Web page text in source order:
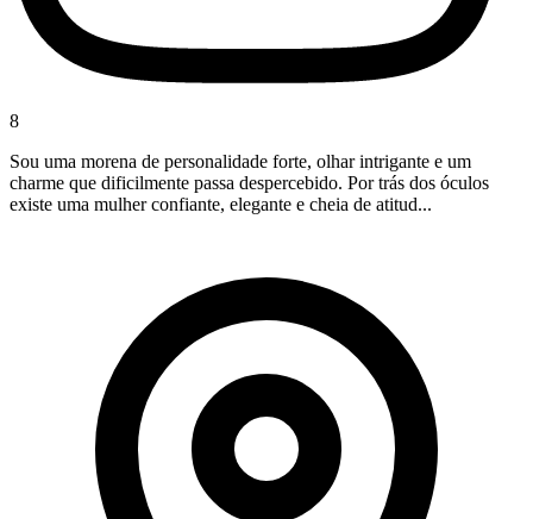
8
Sou uma morena de personalidade forte, olhar intrigante e um
charme que dificilmente passa despercebido. Por trás dos óculos
existe uma mulher confiante, elegante e cheia de atitud...